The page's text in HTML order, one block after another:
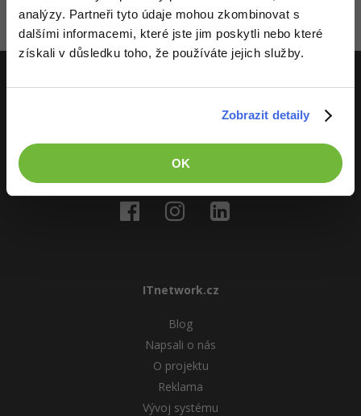
analýzy. Partneři tyto údaje mohou zkombinovat s
dalšími informacemi, které jste jim poskytli nebo které
získali v důsledku toho, že používáte jejich služby.
Zobrazit detaily
OK
Copywriter
Algoritmy -41%
Více
Fórum
Time management
Sítě
Kybernetická bezpečnost
Elektronický podpis
Ostatní
Zatím nikdo nevložil komentář - buď první!
Učíme národ IT
ITnetwork.cz
Blog
Napsali o nás
O projektu
Reklama
Vývoj systému